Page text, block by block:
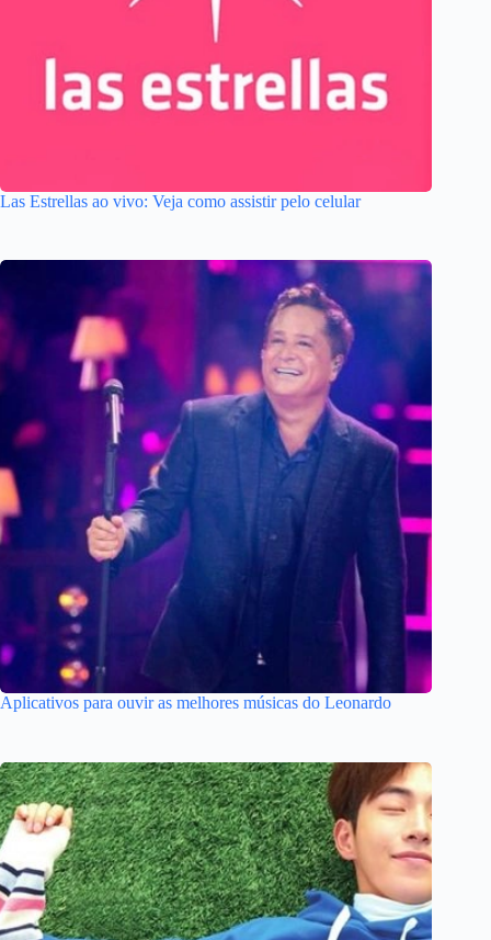
Las Estrellas ao vivo: Veja como assistir pelo celular
Aplicativos para ouvir as melhores músicas do Leonardo